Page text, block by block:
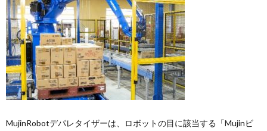
MujinRobotデパレタイザーは、ロボットの目に該当する「Mujinビ